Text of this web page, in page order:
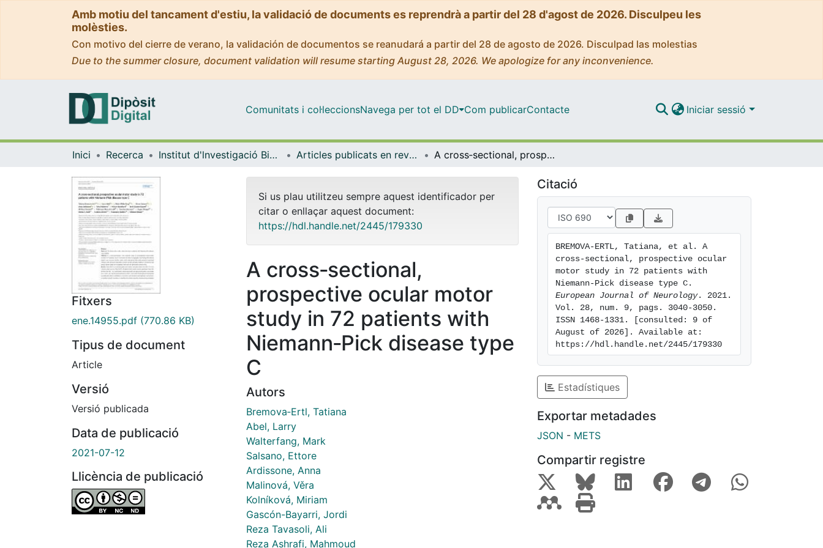
Amb motiu del tancament d'estiu, la validació de documents es reprendrà a partir del 28 d'agost de 2026. Disculpeu les
molèsties.
Con motivo del cierre de verano, la validación de documentos se reanudará a partir del 28 de agosto de 2026. Disculpad las molestias
Due to the summer closure, document validation will resume starting August 28, 2026. We apologize for any inconvenience.
Comunitats i col·leccionsNavega per tot el DD Com publicarContacte Iniciar sessió
Inici Recerca Institut d'lnvestigació Biomèdica de Bellvitge (IDIBELL) Articles publicats en revistes (Institut d'lnvestigació Biomèdica de Bellvitge (IDIBELL)) A cross‐sectional, prospective ocular motor study in 72 patients with Niemann‐Pick disease type C
Fitxers
ene.14955.pdf (770.86 KB)
Tipus de document
Article
Versió
Versió publicada
Data de publicació
2021-07-12
Llicència de publicació
Si us plau utilitzeu sempre aquest identificador per
citar o enllaçar aquest document:
https://hdl.handle.net/2445/179330
A cross‐sectional,
prospective ocular motor
study in 72 patients with
Niemann‐Pick disease type
C
Autors
Bremova‐Ertl, Tatiana
Abel, Larry
Walterfang, Mark
Salsano, Ettore
Ardissone, Anna
Malinová, Věra
Kolníková, Miriam
Gascón-Bayarri, Jordi
Reza Tavasoli, Ali
Reza Ashrafi, Mahmoud
Citació
BREMOVA‐ERTL, Tatiana, et al. A
cross‐sectional, prospective ocular
motor study in 72 patients with
European Journal of Neurology. 2021.
Vol. 28, num. 9, pags. 3040-3050.
ISSN 1468-1331. [consulted: 9 of
August of 2026]. Available at:
https://hdl.handle.net/2445/179330
Estadístiques
Exportar metadades
JSON - METS
Compartir registre